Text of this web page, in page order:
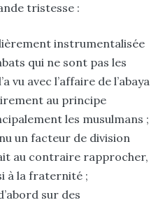
tristesse :
instrumentalisée
qui ne sont pas les
vu avec l’affaire de l’abaya
au principe
les musulmans ;
un facteur de division
au contraire rapprocher,
à la fraternité ;
sur des